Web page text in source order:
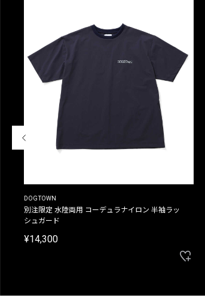
DOGTOWN
別注限定 水陸両用 コーデュラナイロン 半袖ラッ
シュガード
¥14,300